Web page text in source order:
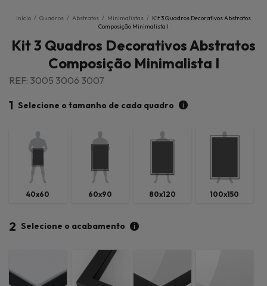
Início / Quadros / Abstratos / Minimalistas / Kit 3 Quadros Decorativos Abstratos
Composição Minimalista I
Kit 3 Quadros Decorativos Abstratos
Composição Minimalista I
REF: 3005 3006 3007
1 Selecione o tamanho de cada quadro i
40x60 60x90 80x120 100x150
2 Selecione o acabamento i